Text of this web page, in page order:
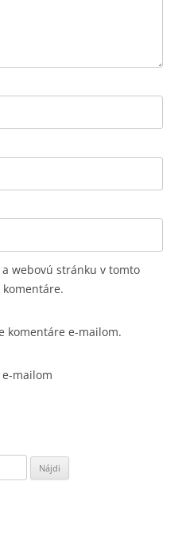
webovú stránku v tomto
komentáre e-mailom.
mailom